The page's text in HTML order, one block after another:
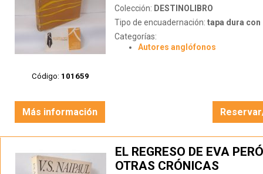
Código: 101659
Colección: DESTINOLIBRO
Tipo de encuadernación: tapa dura con
Categorías:
Autores anglófonos
Más información
EL REGRESO DE EVA
OTRAS CRÓNICAS